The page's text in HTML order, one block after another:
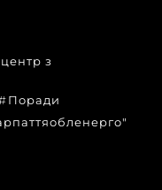
з
Поради